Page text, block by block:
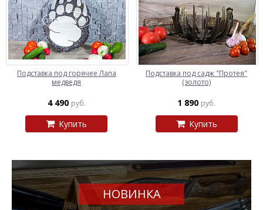
Подставка под горячее Лапа
медведя
4 490 руб.
Купить
Подставка под садж "Протея"
(золото)
1 890 руб.
Купить
НОВИНКА